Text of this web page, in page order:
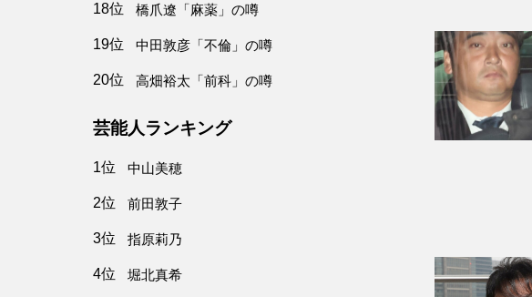
18位 橋爪遼「麻薬」の噂
19位 中田敦彦「不倫」の噂
20位 高畑裕太「前科」の噂
芸能人ランキング
1位 中山美穂
2位 前田敦子
3位 指原莉乃
4位 堀北真希